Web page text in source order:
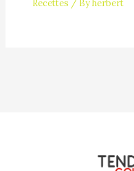
Recettes / Byherbert